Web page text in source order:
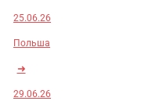
25.06.26
Польша
➜
29.06.26